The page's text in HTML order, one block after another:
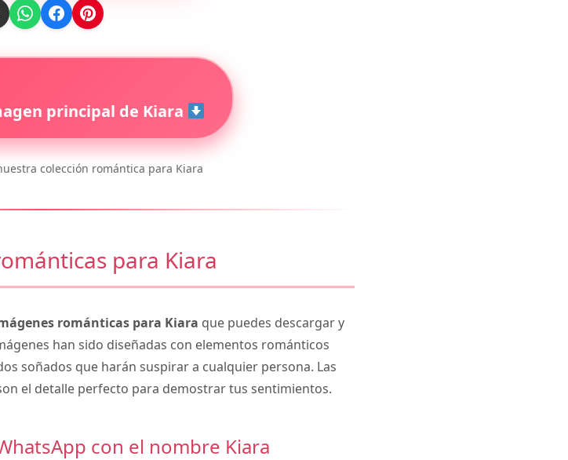
principal de Kiara
colección romántica para Kiara
para Kiara
románticas para Kiara que puedes descargar y
han sido diseñadas con elementos románticos
soñados que harán suspirar a cualquier persona. Las
el detalle perfecto para demostrar tus sentimientos.
con el nombre Kiara